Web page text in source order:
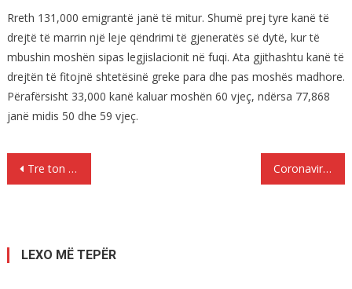
Rreth 131,000 emigrantë janë të mitur. Shumë prej tyre kanë të
drejtë të marrin një leje qëndrimi të gjeneratës së dytë, kur të
mbushin moshën sipas legjislacionit në fuqi. Ata gjithashtu kanë të
drejtën të fitojnë shtetësinë greke para dhe pas moshës madhore.
Përafërsisht 33,000 kanë kaluar moshën 60 vjeç, ndërsa 77,868
janë midis 50 dhe 59 vjeç.
Lëvizje
Tre ton heroinë me vlerë 2.7 miliardë dollarë nga Afganistani u sekuestruan në një port të Indisë Coronavirusi largon Shqiptarët, vijnë vendasit: Të rinjtë grekë në ara për punë për herë të parë, pas 30 vjetësh
LEXO MË TEPËR